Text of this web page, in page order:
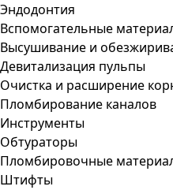
Эндодонтия
Вспомогательные
Высушивание и
Девитализация пульпы
Очистка и расширение
Пломбирование каналов
Инструменты
Обтураторы
Пломбировочные
Штифты